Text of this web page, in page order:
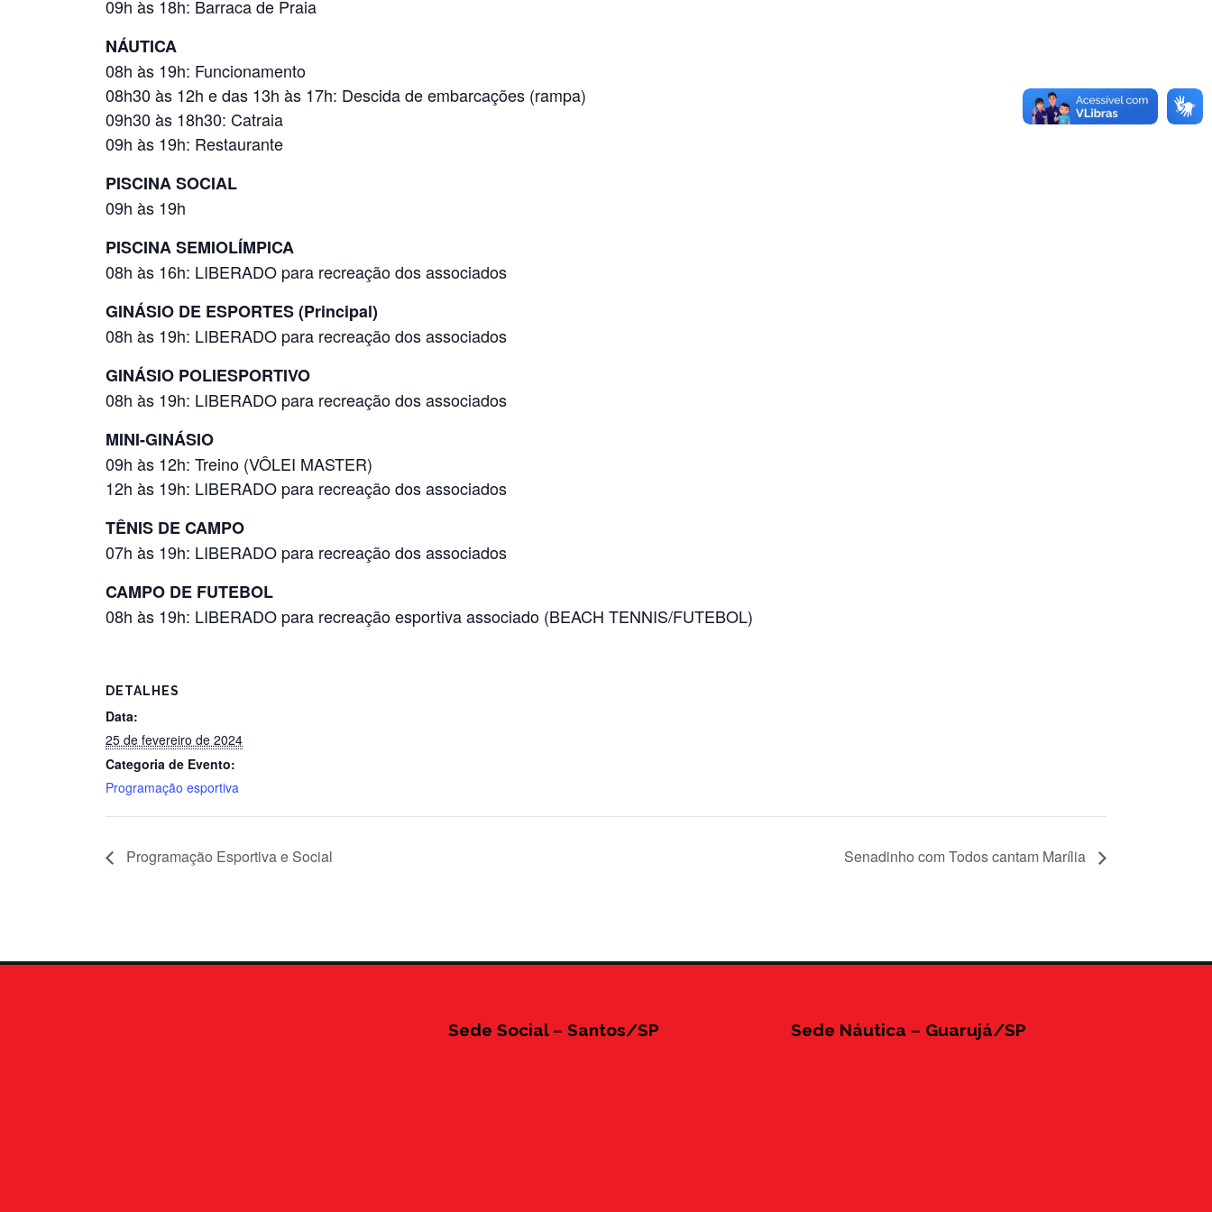
09h às 18h: Barraca de Praia
NÁUTICA
08h às 19h: Funcionamento
08h30 às 12h e das 13h às 17h: Descida de embarcações (rampa)
09h30 às 18h30: Catraia
09h às 19h: Restaurante
PISCINA SOCIAL
09h às 19h
PISCINA SEMIOLÍMPICA
08h às 16h: LIBERADO para recreação dos associados
GINÁSIO DE ESPORTES (Principal)
08h às 19h: LIBERADO para recreação dos associados
GINÁSIO POLIESPORTIVO
08h às 19h: LIBERADO para recreação dos associados
MINI-GINÁSIO
09h às 12h: Treino (VÔLEI MASTER)
12h às 19h: LIBERADO para recreação dos associados
TÊNIS DE CAMPO
07h às 19h: LIBERADO para recreação dos associados
CAMPO DE FUTEBOL
08h às 19h: LIBERADO para recreação esportiva associado (BEACH TENNIS/FUTEBOL)
DETALHES
Data:
25 de fevereiro de 2024
Categoria de Evento:
Programação esportiva
Programação Esportiva e Social Senadinho com Todos cantam Marília
Sede Social – Santos/SP Sede Náutica – Guarujá/SP